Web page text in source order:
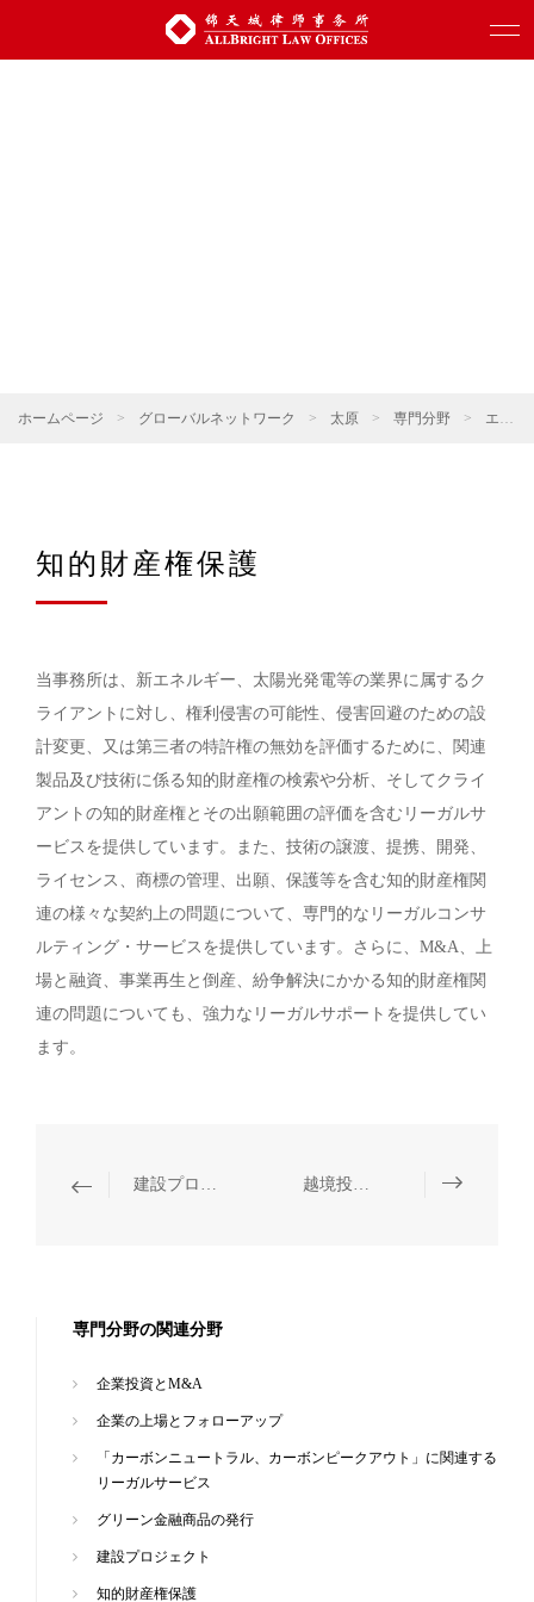
ホームページ > グローバルネットワーク > 太原 > 専門分野 > エネルギー・資源・環境保護
知的財産権保護
当事務所は、新エネルギー、太陽光発電等の業界に属するク
ライアントに対し、権利侵害の可能性、侵害回避のための設
計変更、又は第三者の特許権の無効を評価するために、関連
製品及び技術に係る知的財産権の検索や分析、そしてクライ
アントの知的財産権とその出願範囲の評価を含むリーガルサ
ービスを提供しています。また、技術の譲渡、提携、開発、
ライセンス、商標の管理、出願、保護等を含む知的財産権関
連の様々な契約上の問題について、専門的なリーガルコンサ
ルティング・サービスを提供しています。さらに、M&A、上
場と融資、事業再生と倒産、紛争解決にかかる知的財産権関
連の問題についても、強力なリーガルサポートを提供してい
ます。
建設プロジェクト 越境投資と事業提携
専門分野の関連分野
企業投資とM&A
企業の上場とフォローアップ
「カーボンニュートラル、カーボンピークアウト」に関連する
リーガルサービス
グリーン金融商品の発行
建設プロジェクト
知的財産権保護